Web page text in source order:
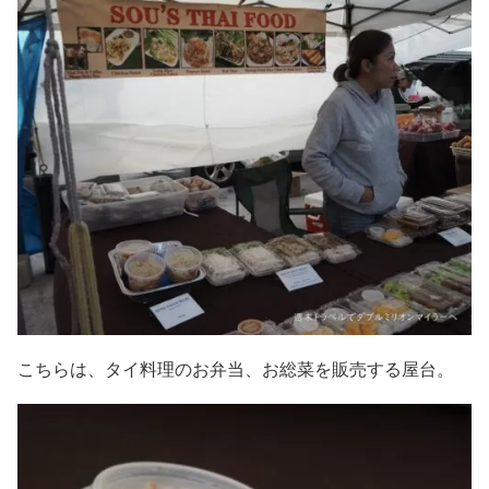
こちらは、タイ料理のお弁当、お総菜を販売する屋台。